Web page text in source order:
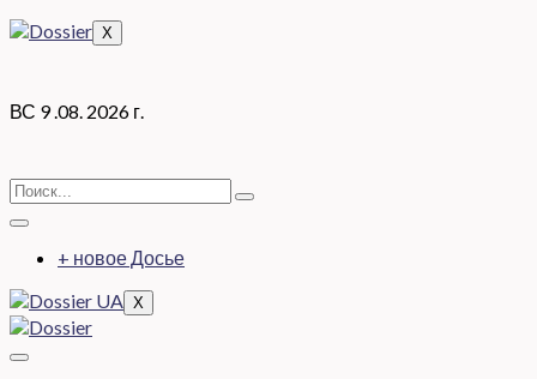
X
ВС 9 .08. 2026 г.
+ новое Досье
X